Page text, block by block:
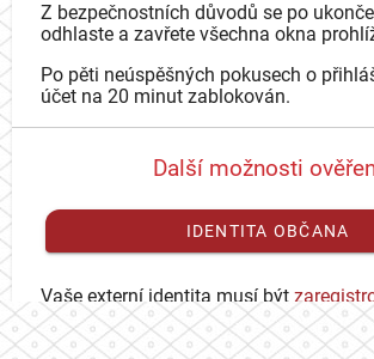
Z bezpečnostních důvodů se po
odhlaste a zavřete všechna okna
Po pěti neúspěšných pokusech o
účet na 20 minut zablokován.
Další možnosti
IDENTITA OBČANA
Vaše externí identita musí být
se mohli přihlásit ke svému CAS účtu.